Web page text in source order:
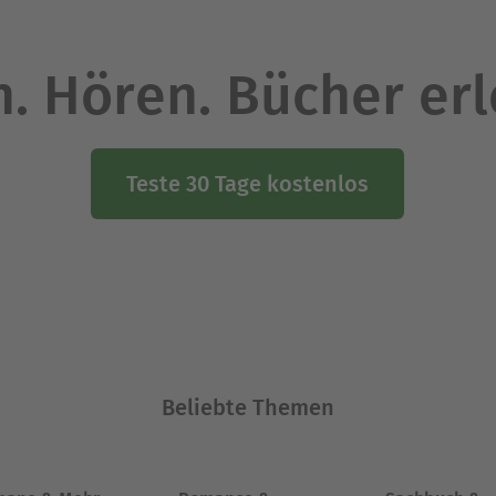
Hören. Bücher
Teste 30 Tage kostenlos
Beliebte Themen